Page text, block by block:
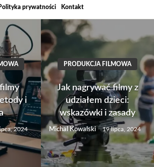
prywatności Kontakt
i
2024
PRODUKCJA FILMOWA
Jak nagrywać filmy z
udziałem dzieci:
wskazówki i zasady
Michal Kowalski 19 lipca, 2024